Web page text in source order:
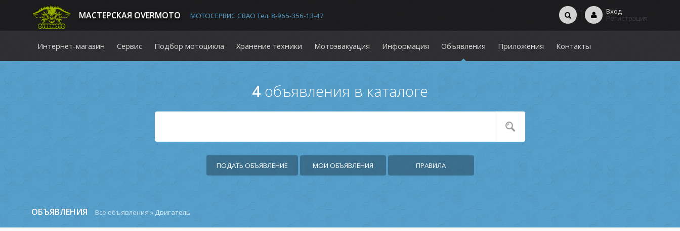
MАСТЕРСКАЯ OVERMOTO МОТОСЕРВИС СВАО Тел. 8-965-356-13-47 Вход
Регистрация
Интернет-магазин Сервис Подбор мотоцикла Хранение техники Мотоэвакуация Информация Объявления Приложения Контакты
4 объявления в каталоге
ПОДАТЬ ОБЪЯВЛЕНИЕ МОИ ОБЪЯВЛЕНИЯ ПРАВИЛА
ОБЪЯВЛЕНИЯ Все объявления » Двигатель